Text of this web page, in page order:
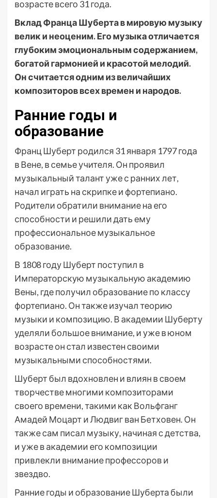
возрасте всего 31 года.
Вклад Франца Шуберта в мировую музыку
велик и неоценим. Его музыка отличается
глубоким эмоциональным содержанием,
богатой гармонией и красотой мелодий.
Он считается одним из величайших
композиторов всех времен и народов.
Ранние годы и
образование
Франц Шуберт родился 31 января 1797 года
в Вене, в семье учителя. Он проявил
музыкальный талант уже с ранних лет,
начал играть на скрипке и фортепиано.
Родители обратили внимание на его
способности и решили дать ему
профессиональное музыкальное
образование.
В 1808 году Шуберт поступил в
Императорскую музыкальную академию
Вены, где получил образование по классу
фортепиано. Он также изучал теорию
музыки и композицию. В академии Шуберту
уделяли большое внимание, и уже в юном
возрасте он стал известен своими
музыкальными способностями.
Шуберт был вдохновлен и влиян в своем
творчестве многими композиторами
своего времени, такими как Вольфганг
Амадей Моцарт и Людвиг ван Бетховен. Он
также сам писал музыку, начиная с детства,
и уже в академии его композиции
привлекли внимание профессоров и
звездво.
Ранние годы и образование Шуберта были